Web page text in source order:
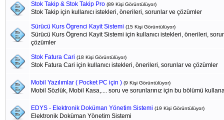
Stok Takip & Stok Takip Pro (89 Kişi Görüntülüyor)
Stok Takip için kullanıcı istekleri, önerileri, sorunlar ve çözümler
Sürücü Kurs Ögrenci Kayit Sistemi (15 Kişi Görüntülüyor)
Sürücü Kurs Ögrenci Kayit Sistemi için kullanıcı istekleri, önerileri,
çözümler
Stok Fatura Cari (18 Kişi Görüntülüyor)
Stok Fatura Cari için kullanıcı istekleri, önerileri, sorunlar ve çözümler
Mobil Yazılımlar ( Pocket PC için ) (9 Kişi Görüntülüyor)
Mobil Sözlük, Mobil Kasa,.... soru ve sorunlarınız için bu bölümü
EDYS - Elektronik Doküman Yönetim Sistemi (19 Kişi Görüntülüyor)
Elektronik Doküman Yönetim Sistemi